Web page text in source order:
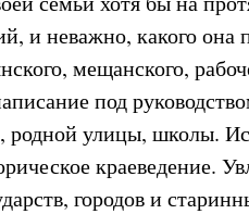
и неважно, какого
мещанского,
под
родной улицы, школы.
краеведение.
городов и